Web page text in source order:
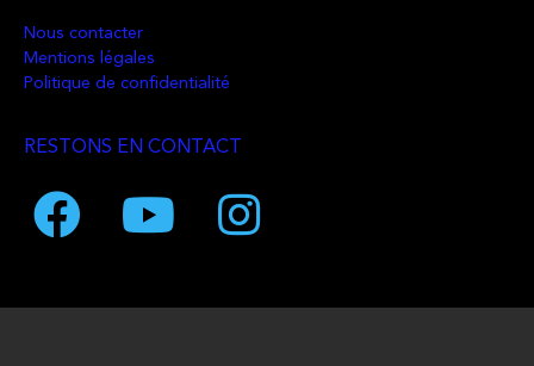
Nous contacter
Mentions légales
Politique de confidentialité
RESTONS EN CONTACT